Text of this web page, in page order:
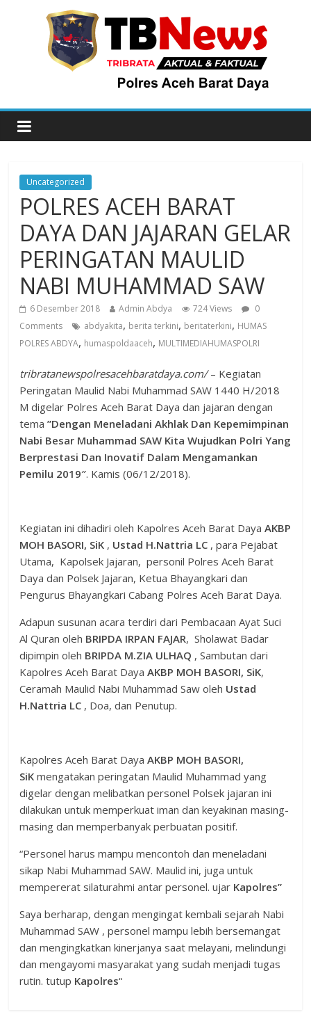
Uncategorized
POLRES ACEH BARAT
DAYA DAN JAJARAN GELAR
PERINGATAN MAULID
NABI MUHAMMAD SAW
6 Desember 2018 Admin Abdya 724 Views
0
Comments
abdyakita, berita terkini, beritaterkini, HUMAS
POLRES ABDYA, humaspoldaaceh, MULTIMEDIAHUMASPOLRI
tribratanewspolresacehbaratdaya.com/– Kegiatan
Peringatan Maulid Nabi Muhammad SAW 1440 H/2018
M digelar Polres Aceh Barat Daya dan jajaran dengan
tema ”Dengan Meneladani Akhlak Dan Kepemimpinan
Nabi Besar Muhammad SAW Kita Wujudkan Polri Yang
Berprestasi Dan Inovatif Dalam Mengamankan
Pemilu 2019″. Kamis (06/12/2018).
Kegiatan ini dihadiri oleh Kapolres Aceh Barat DayaAKBP
MOH BASORI, SiK , Ustad H.Nattria LC , para Pejabat
Utama, Kapolsek Jajaran, personil Polres Aceh Barat
Daya dan Polsek Jajaran, Ketua Bhayangkari dan
Pengurus Bhayangkari Cabang Polres Aceh Barat Daya.
Adapun susunan acara terdiri dari Pembacaan Ayat Suci
Al Quran oleh BRIPDA IRPAN FAJAR, Sholawat Badar
dipimpin oleh BRIPDA M.ZIA ULHAQ , Sambutan dari
Kapolres Aceh Barat DayaAKBP MOH BASORI, SiK,
Ceramah Maulid Nabi Muhammad Saw oleh Ustad
H.Nattria LC , Doa, dan Penutup.
Kapolres Aceh Barat DayaAKBP MOH BASORI,
SiKmengatakan peringatan Maulid Muhammad yang
digelar dengan melibatkan personel Polsek jajaran ini
dilakukan untuk memperkuat iman dan keyakinan masing-
masing dan memperbanyak perbuatan positif.
“Personel harus mampu mencontoh dan meneladani
sikap Nabi Muhammad SAW. Maulid ini, juga untuk
mempererat silaturahmi antar personel. ujar Kapolres”
Saya berharap, dengan mengingat kembali sejarah Nabi
Muhammad SAW , personel mampu lebih bersemangat
dan mengingkatkan kinerjanya saat melayani, melindungi
dan mengayomi masyarakat yang sudah menjadi tugas
rutin. tutup Kapolres“